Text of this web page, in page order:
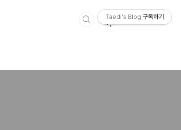
Taedi's Blog 구독하기